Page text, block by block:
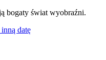
bogaty świat wyobraźni.
datę